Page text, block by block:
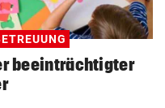
beeinträchtigter